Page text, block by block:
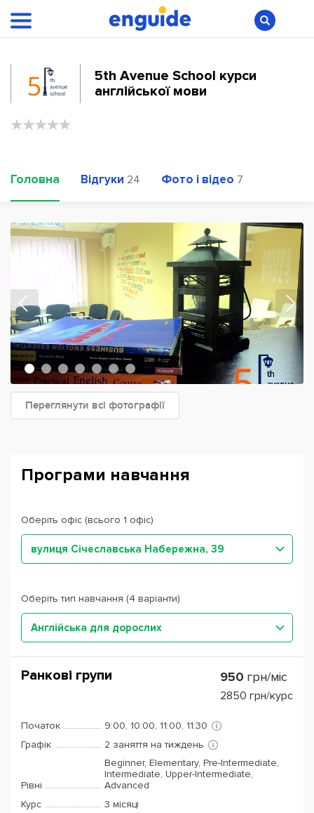
5th Avenue School курси
англійської мови
Головна Відгуки 24 Фото і відео 7
Переглянути всі фотографії
Програми навчання
Оберіть офіс (всього 1 офіс)
вулиця Січеславська Набережна, 39
Оберіть тип навчання (4 варіанти)
Англійська для дорослих
Ранкові групи 950 грн/міс
2850 грн/курс
Початок
9:00, 10:00, 11:00, 11:30
Графік
2 заняття на тиждень
Рівні
Beginner, Elementary, Pre-Intermediate,
Intermediate, Upper-Intermediate,
Advanced
Курс
3 місяці